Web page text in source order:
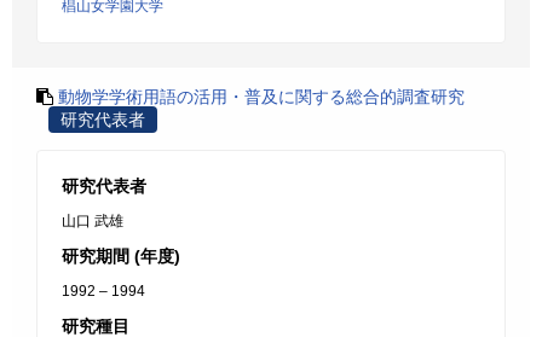
椙山女学園大学
動物学学術用語の活用・普及に関する総合的調査研究
研究代表者
研究代表者
山口 武雄
研究期間 (年度)
1992 – 1994
研究種目